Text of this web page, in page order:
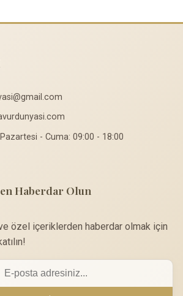
Pazartesi - Cuma: 09:00 - 18:00
Haberdar Olun
özel içeriklerden haberdar olmak için